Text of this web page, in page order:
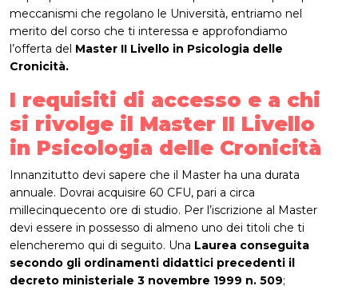
meccanismi che regolano le Università, entriamo nel
merito del corso che ti interessa e approfondiamo
l’offerta del Master II Livello in Psicologia delle
Cronicità.
I requisiti di accesso e a chi
si rivolge il Master II Livello
in Psicologia delle Cronicità
Innanzitutto devi sapere che il Master ha una durata
annuale. Dovrai acquisire 60 CFU, pari a circa
millecinquecento ore di studio. Per l’iscrizione al Master
devi essere in possesso di almeno uno dei titoli che ti
elencheremo qui di seguito. Una Laurea conseguita
secondo gli ordinamenti didattici precedenti il
decreto ministeriale 3 novembre 1999 n. 509;